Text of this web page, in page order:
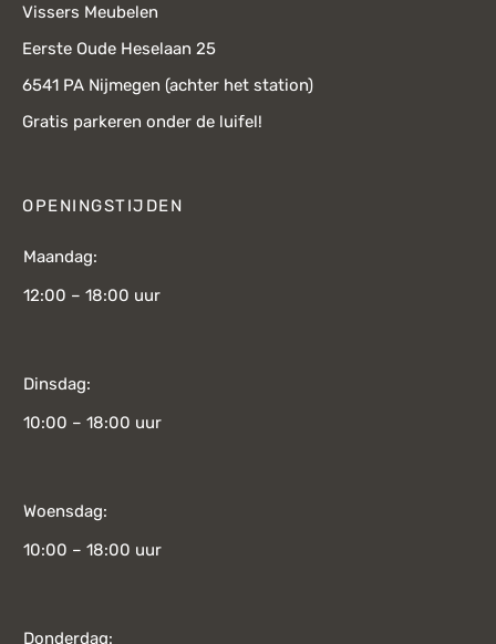
Vissers Meubelen
Eerste Oude Heselaan 25
6541 PA Nijmegen (achter het station)
Gratis parkeren onder de luifel!
OPENINGSTIJDEN
Maandag:
12:00 – 18:00 uur
Dinsdag:
10:00 – 18:00 uur
Woensdag:
10:00 – 18:00 uur
Donderdag: